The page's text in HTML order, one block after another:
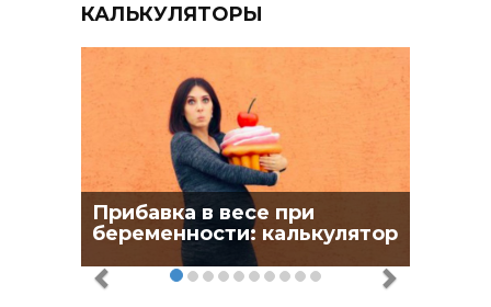
КАЛЬКУЛЯТОРЫ
Прибавка в весе при
беременности: калькулятор